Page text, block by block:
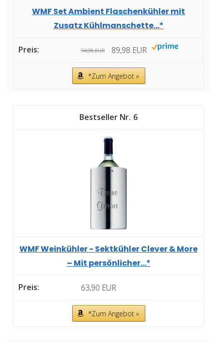
WMF Set Ambient Flaschenkühler mit
Zusatz Kühlmanschette...*
94,98 EUR 89,98 EUR
*Zum Angebot »
6
WMF Weinkühler - Sektkühler Clever & More
– Mit persönlicher...*
63,90 EUR
*Zum Angebot »